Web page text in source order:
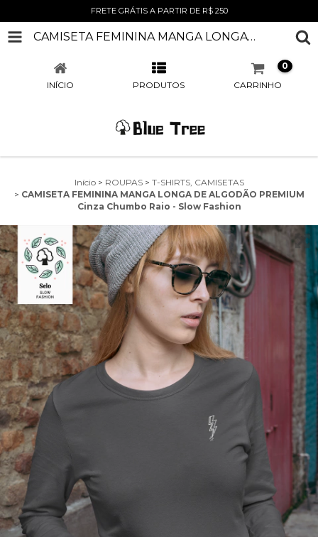
FRETE GRÁTIS A PARTIR DE R$ 250
CAMISETA FEMININA MANGA LONGA DE ALGODÃO PREMIUM CINZA CHUMBO RAIO - SLOW FASHION
INÍCIO PRODUTOS CARRINHO
0
Início > ROUPAS > T-SHIRTS, CAMISETAS
> CAMISETA FEMININA MANGA LONGA DE ALGODÃO PREMIUM
Cinza Chumbo Raio - Slow Fashion